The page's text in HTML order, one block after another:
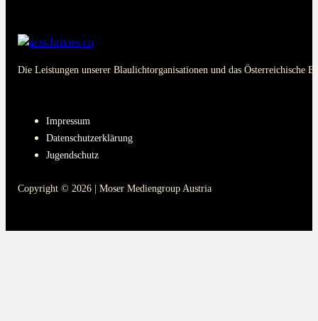
Die Leistungen unserer Blaulichtorganisationen und das Österreichische
Impressum
Datenschutzerklärung
Jugendschutz
Copyright © 2026 | Moser Mediengroup Austria